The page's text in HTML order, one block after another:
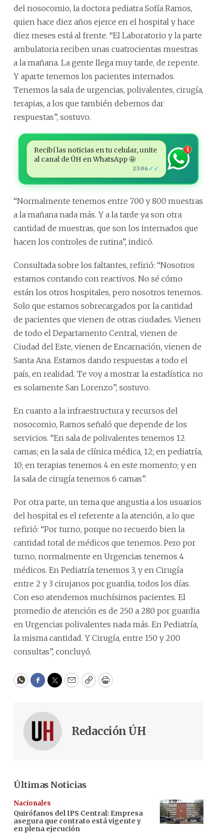
del nosocomio, la doctora pediatra Sofía Ramos,
quien hace diez años ejerce en el hospital y hace
diez meses está al frente. “El Laboratorio y la parte
ambulatoria reciben unas cuatrocientas muestras
a la mañana. La gente llega muy tarde, de repente.
Y aparte tenemos los pacientes internados.
Tenemos la sala de urgencias, polivalentes, cirugía,
terapias, a los que también debemos dar
respuestas”, sostuvo.
Recibí las noticias en tu celular, unite
al canal de ÚH en WhatsApp 🤩
23:06 ✓✓
1
“Normalmente tenemos entre 700 y 800 muestras
a la mañana nada más. Y a la tarde ya son otra
cantidad de muestras, que son los internados que
hacen los controles de rutina”, indicó.
Consultada sobre los faltantes, refirió: “Nosotros
estamos contando con reactivos. No sé cómo
están los otros hospitales, pero nosotros tenemos.
Solo que estamos sobrecargados por la cantidad
de pacientes que vienen de otras ciudades. Vienen
de todo el Departamento Central, vienen de
Ciudad del Este, vienen de Encarnación, vienen de
Santa Ana. Estamos dando respuestas a todo el
país, en realidad. Te voy a mostrar la estadística: no
es solamente San Lorenzo”, sostuvo.
En cuanto a la infraestructura y recursos del
nosocomio, Ramos señaló que depende de los
servicios. “En sala de polivalentes tenemos 12
camas; en la sala de clínica médica, 12; en pediatría,
10; en terapias tenemos 4 en este momento; y en
la sala de cirugía tenemos 6 camas”.
Por otra parte, un tema que angustia a los usuarios
del hospital es el referente a la atención, a lo que
refirió: “Por turno, porque no recuerdo bien la
cantidad total de médicos que tenemos. Pero por
turno, normalmente en Urgencias tenemos 4
médicos. En Pediatría tenemos 3, y en Cirugía
entre 2 y 3 cirujanos por guardia, todos los días.
Con eso atendemos muchísimos pacientes. El
promedio de atención es de 250 a 280 por guardia
en Urgencias polivalentes nada más. En Pediatría,
la misma cantidad. Y Cirugía, entre 150 y 200
consultas”, concluyó.
WhatsApp
Facebook
Twitter
EmailCopyPrint
Redacción ÚH
Últimas Noticias
Nacionales
Quirófanos del IPS Central: Empresa
asegura que contrato está vigente y
en plena ejecución